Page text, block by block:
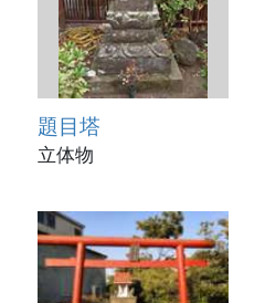
題目塔
立体物